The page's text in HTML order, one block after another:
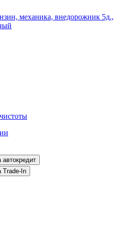
механика, внедорожник 5д.,
на автокредит
на Trade-In